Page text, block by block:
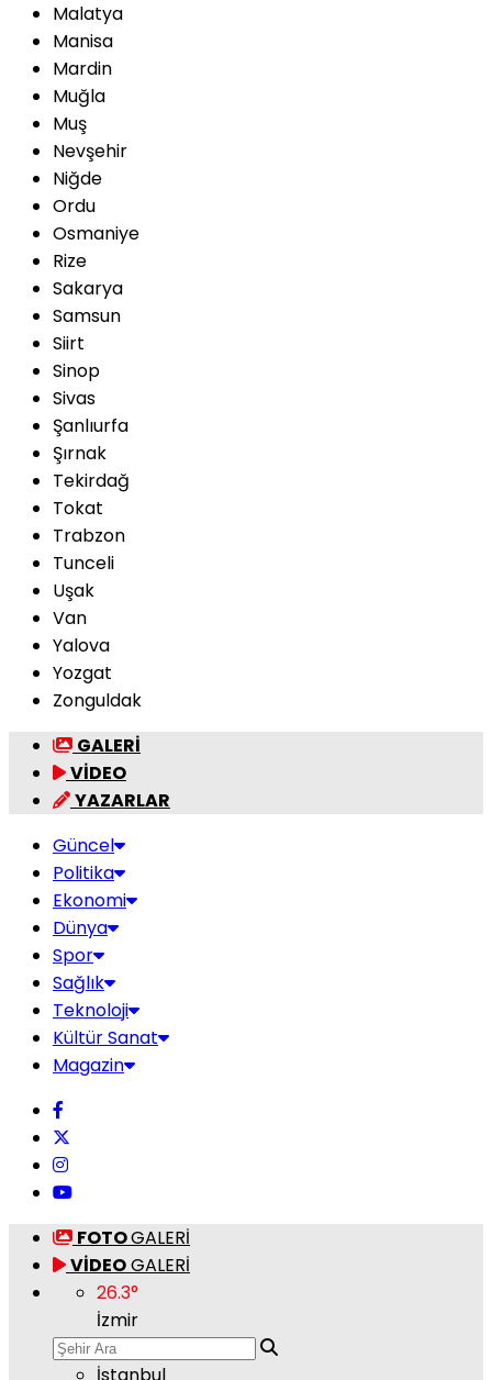
Malatya
Manisa
Mardin
Muğla
Muş
Nevşehir
Niğde
Ordu
Osmaniye
Rize
Sakarya
Samsun
Siirt
Sinop
Sivas
Şanlıurfa
Şırnak
Tekirdağ
Tokat
Trabzon
Tunceli
Uşak
Van
Yalova
Yozgat
Zonguldak
GALERİ
VİDEO
YAZARLAR
Güncel
Politika
Ekonomi
Dünya
Spor
Sağlık
Teknoloji
Kültür Sanat
Magazin
FOTOGALERİ
VİDEOGALERİ
26.3°
İzmir